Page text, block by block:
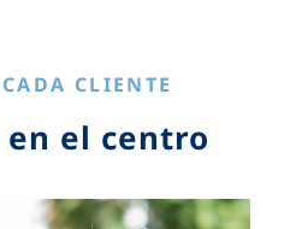
CLIENTE
el centro